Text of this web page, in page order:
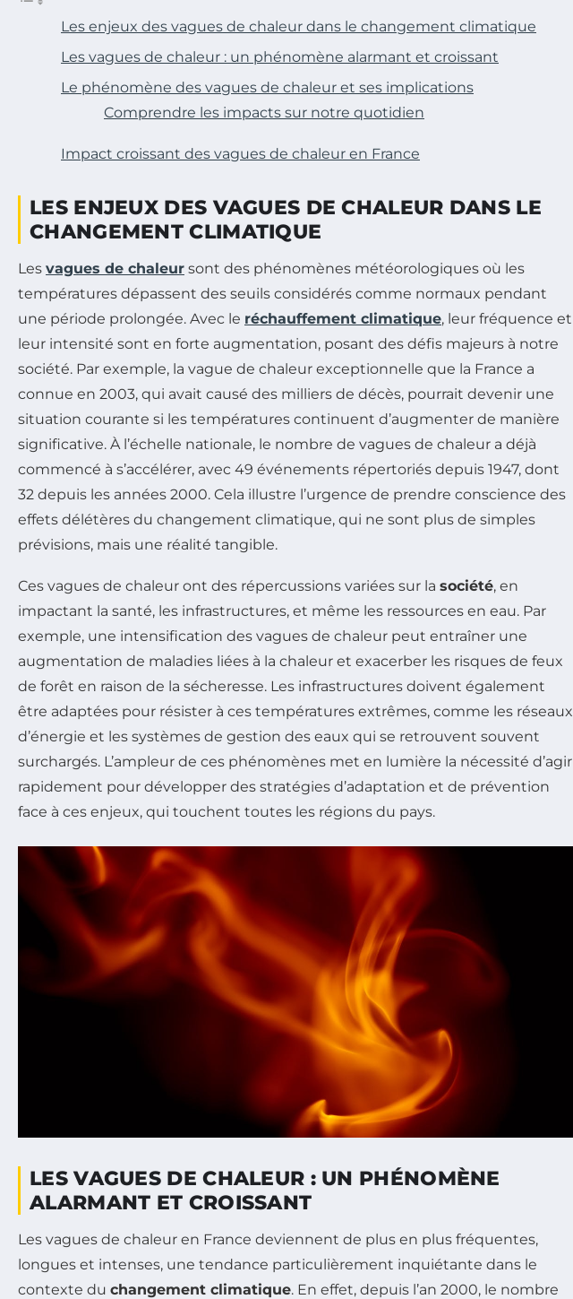
Les enjeux des vagues de chaleur dans le changement climatique
Les vagues de chaleur : un phénomène alarmant et croissant
Le phénomène des vagues de chaleur et ses implications
Comprendre les impacts sur notre quotidien
Impact croissant des vagues de chaleur en France
LES ENJEUX DES VAGUES DE CHALEUR DANS LE
CHANGEMENT CLIMATIQUE
Les vagues de chaleur sont des phénomènes météorologiques où les
températures dépassent des seuils considérés comme normaux pendant
une période prolongée. Avec le réchauffement climatique, leur fréquence et
leur intensité sont en forte augmentation, posant des défis majeurs à notre
société. Par exemple, la vague de chaleur exceptionnelle que la France a
connue en 2003, qui avait causé des milliers de décès, pourrait devenir une
situation courante si les températures continuent d’augmenter de manière
significative. À l’échelle nationale, le nombre de vagues de chaleur a déjà
commencé à s’accélérer, avec 49 événements répertoriés depuis 1947, dont
32 depuis les années 2000. Cela illustre l’urgence de prendre conscience des
effets délétères du changement climatique, qui ne sont plus de simples
prévisions, mais une réalité tangible.
Ces vagues de chaleur ont des répercussions variées sur la société, en
impactant la santé, les infrastructures, et même les ressources en eau. Par
exemple, une intensification des vagues de chaleur peut entraîner une
augmentation de maladies liées à la chaleur et exacerber les risques de feux
de forêt en raison de la sécheresse. Les infrastructures doivent également
être adaptées pour résister à ces températures extrêmes, comme les réseaux
d’énergie et les systèmes de gestion des eaux qui se retrouvent souvent
surchargés. L’ampleur de ces phénomènes met en lumière la nécessité d’agir
rapidement pour développer des stratégies d’adaptation et de prévention
face à ces enjeux, qui touchent toutes les régions du pays.
LES VAGUES DE CHALEUR : UN PHÉNOMÈNE
ALARMANT ET CROISSANT
Les vagues de chaleur en France deviennent de plus en plus fréquentes,
longues et intenses, une tendance particulièrement inquiétante dans le
contexte du changement climatique. En effet, depuis l’an 2000, le nombre